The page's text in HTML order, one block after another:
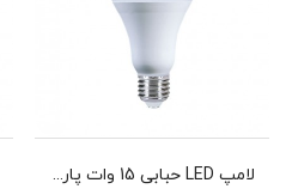
لامپ LED حبابی 15 وات پارس شهاب مدل A70